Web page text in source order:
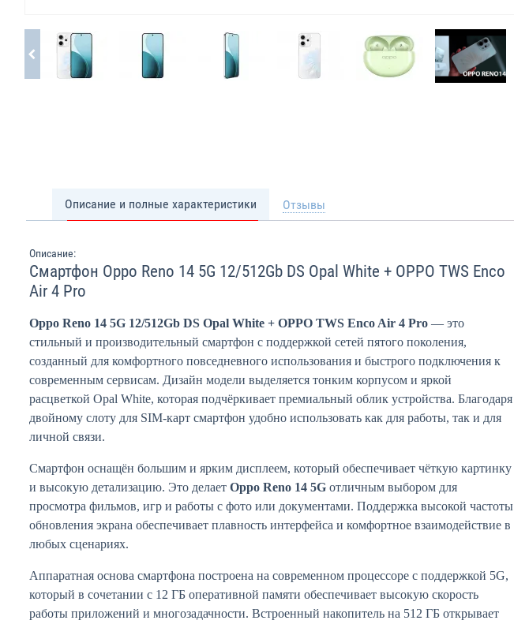
Описание и полные характеристики Отзывы
Описание:
Смартфон Oppo Reno 14 5G 12/512Gb DS Opal White + OPPO TWS Enco
Air 4 Pro
Oppo Reno 14 5G 12/512Gb DS Opal White + OPPO TWS Enco Air 4 Pro — это
стильный и производительный смартфон с поддержкой сетей пятого поколения,
созданный для комфортного повседневного использования и быстрого подключения к
современным сервисам. Дизайн модели выделяется тонким корпусом и яркой
расцветкой Opal White, которая подчёркивает премиальный облик устройства. Благодаря
двойному слоту для SIM-карт смартфон удобно использовать как для работы, так и для
личной связи.
Смартфон оснащён большим и ярким дисплеем, который обеспечивает чёткую картинку
и высокую детализацию. Это делает Oppo Reno 14 5G отличным выбором для
просмотра фильмов, игр и работы с фото или документами. Поддержка высокой частоты
обновления экрана обеспечивает плавность интерфейса и комфортное взаимодействие в
любых сценариях.
Аппаратная основа смартфона построена на современном процессоре с поддержкой 5G,
который в сочетании с 12 ГБ оперативной памяти обеспечивает высокую скорость
работы приложений и многозадачности. Встроенный накопитель на 512 ГБ открывает